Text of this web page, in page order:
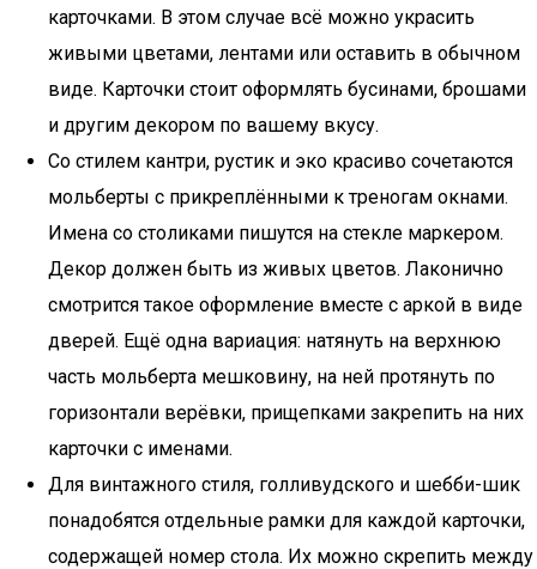
карточками. В этом случае всё можно украсить
живыми цветами, лентами или оставить в обычном
виде. Карточки стоит оформлять бусинами, брошами
и другим декором по вашему вкусу.
Со стилем кантри, рустик и эко красиво сочетаются
мольберты с прикреплёнными к треногам окнами.
Имена со столиками пишутся на стекле маркером.
Декор должен быть из живых цветов. Лаконично
смотрится такое оформление вместе с аркой в виде
дверей. Ещё одна вариация: натянуть на верхнюю
часть мольберта мешковину, на ней протянуть по
горизонтали верёвки, прищепками закрепить на них
карточки с именами.
Для винтажного стиля, голливудского и шебби-шик
понадобятся отдельные рамки для каждой карточки,
содержащей номер стола. Их можно скрепить между